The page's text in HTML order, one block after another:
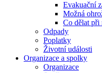
Evakuační
Možná
Co dělat při
Odpady
Poplatky
Životní události
Organizace a spolky
Organizace